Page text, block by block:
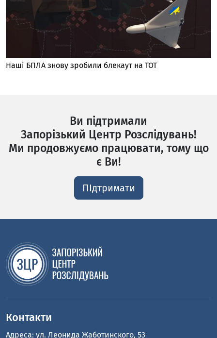
Наші БПЛА знову зробили блекаут на ТОТ
Ви підтримали
Запорізький Центр Розслідувань!
Ми продовжуємо працювати, тому що
є Ви!
ПІдтримати
Контакти
Адреса: ул. Леонида Жаботинского, 53